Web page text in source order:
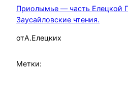
Приолымье — часть Елецкой
Заусайловские чтения.
отА.Елецких
Метки: